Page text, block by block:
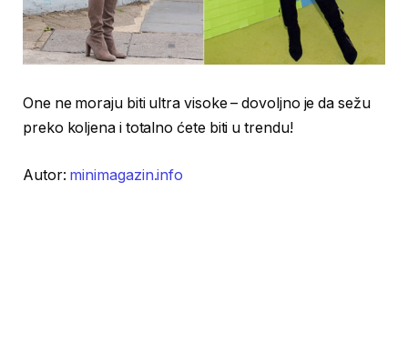
One ne moraju biti ultra visoke – dovoljno je da sežu
preko koljena i totalno ćete biti u trendu!
Autor: minimagazin.info